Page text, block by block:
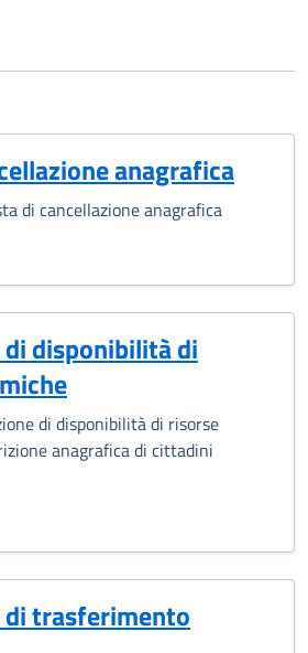
anagrafica
di cancellazione anagrafica
disponibilità di
di disponibilità di risorse
anagrafica di cittadini
di trasferimento